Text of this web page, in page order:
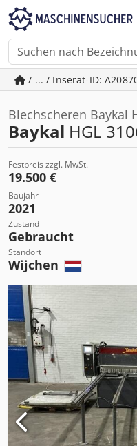
/ ... / Inserat-ID:
Blechscheren Baykal
Baykal HGL
Festpreis zzgl. MwSt.
19.500 €
Baujahr
2021
Zustand
Gebraucht
Standort
Wijchen